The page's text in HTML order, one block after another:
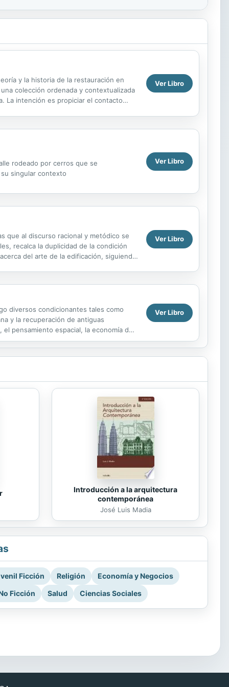
y la historia de la restauración en
colección ordenada y contextualizada
La intención es propiciar el contacto
Ver Libro
rodeado por cerros que se
singular contexto
Ver Libro
que al discurso racional y metódico se
recalca la duplicidad de la condición
del arte de la edificación, siguiendo
Ver Libro
diversos condicionantes tales como
y la recuperación de antiguas
pensamiento espacial, la economía de
captar el sol...
Ver Libro
Introducción a la arquitectura
contemporánea
José Luis Madia
Ficción Religión
Economía y Negocios
Ficción
Salud Ciencias Sociales